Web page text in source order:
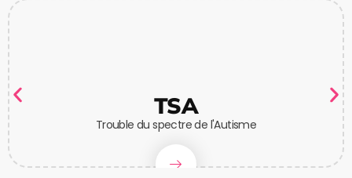
TSA
Trouble du spectre de l'Autisme